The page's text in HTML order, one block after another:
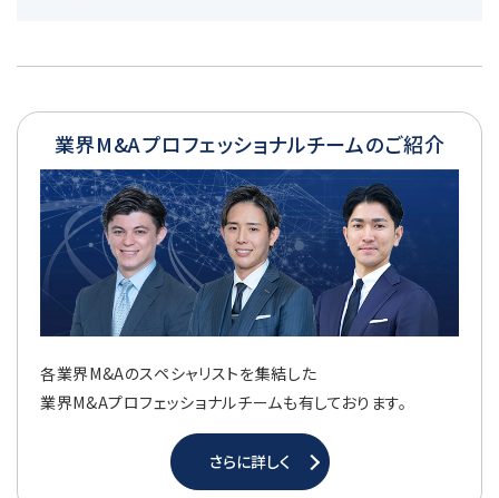
業界M&Aプロフェッショナルチームのご紹介
各業界M&Aのスペシャリストを集結した
業界M&Aプロフェッショナルチームも有しております。
さらに詳しく